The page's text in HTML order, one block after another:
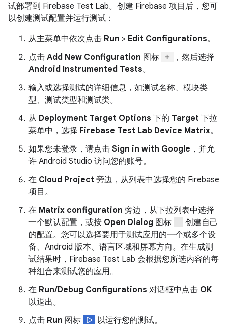
试部署到 Firebase Test Lab。创建 Firebase 项目后，您可
以创建测试配置并运行测试：
从主菜单中依次点击 Run > Edit Configurations。
点击 Add New Configuration 图标
，然后选择
Android Instrumented Tests。
输入或选择测试的详细信息，如测试名称、模块类
型、测试类型和测试类。
从 Deployment Target Options 下的 Target 下拉
菜单中，选择 Firebase Test Lab Device Matrix。
如果您未登录，请点击 Sign in with Google ，并允
许 Android Studio 访问您的账号。
在 Cloud Project 旁边，从列表中选择您的 Firebase
项目。
在 Matrix configuration 旁边，从下拉列表中选择
一个默认配置，或按 Open Dialog 图标
创建自己
的配置。您可以选择要用于测试应用的一个或多个设
备、Android 版本、语言区域和屏幕方向。在生成测
试结果时，Firebase Test Lab 会根据您所选内容的每
种组合来测试您的应用。
在 Run/Debug Configurations 对话框中点击 OK
以退出。
点击 Run 图标 以运行您的测试。